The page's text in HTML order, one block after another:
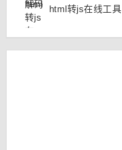
html转js在线工具